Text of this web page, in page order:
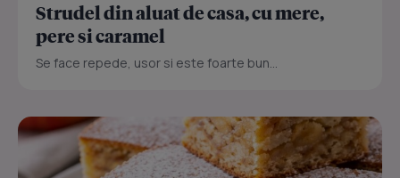
Strudel din aluat de casa, cu mere,
pere si caramel
Se face repede, usor si este foarte bun...